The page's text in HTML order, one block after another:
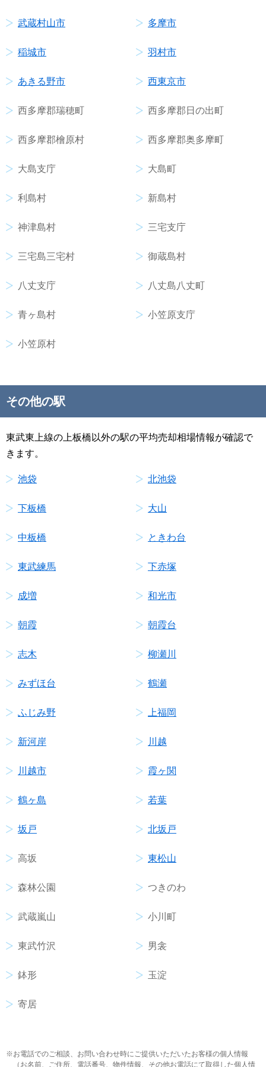
武蔵村山市 多摩市
稲城市 羽村市
あきる野市 西東京市
西多摩郡瑞穂町 西多摩郡日の出町
西多摩郡檜原村 西多摩郡奥多摩町
大島支庁 大島町
利島村 新島村
神津島村 三宅支庁
三宅島三宅村 御蔵島村
八丈支庁 八丈島八丈町
青ヶ島村 小笠原支庁
小笠原村
その他の駅
東武東上線の上板橋以外の駅の平均売却相場情報が確認で
きます。
池袋 北池袋
下板橋 大山
中板橋 ときわ台
東武練馬 下赤塚
成増 和光市
朝霞 朝霞台
志木 柳瀬川
みずほ台 鶴瀬
ふじみ野 上福岡
新河岸 川越
川越市 霞ヶ関
鶴ヶ島 若葉
坂戸 北坂戸
高坂 東松山
森林公園 つきのわ
武蔵嵐山 小川町
東武竹沢 男衾
鉢形 玉淀
寄居
お電話でのご相談、お問い合わせ時にご提供いただいたお客様の個人情報
（お名前、ご住所、電話番号、物件情報、その他お電話にて取得した個人情